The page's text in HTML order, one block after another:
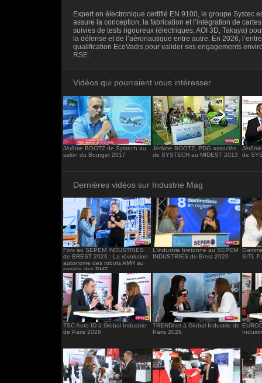
frameborder="0"></iframe>
Expert en électronique certifié EN 9100, le groupe Systec
assure la conception, la fabrication et l’intégration de
suivies de tests rigoureux (électriques, AOI 3D, Takaya)
la défense et de l’aéronautique entre autre. En 2026,
qualification EcoVadis pour valider ses engagements
RSE.
Vidéos qui pourraient vous intéresser
Jérôme BOOTZ de Systech au
salon du Bourget 2017
Jérôme BOOTZ, PDG associés
de SYSTECH au MIDEST 2013
de
Dernières vidéos sur Industrie Mag
Forx au SEPEM INDUSTRIES
de BREST 2026 : La révolution
autonome des robots AMR au
service des PME
L'industrie bretonne au SEPEM
INDUSTRIES de Brest 2026
SITL
TSC Auto ID à Global Industrie
de Paris 2026
TRENDnet à Global Industrie de
Paris 2026